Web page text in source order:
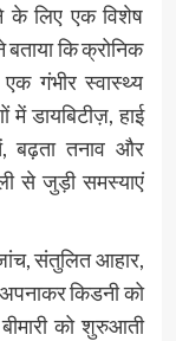
के लिए एक विशेष
कि क्रोनिक
गंभीर स्वास्थ्य
डायबिटीज़, हाई
बढ़ता तनाव और
से जुड़ी समस्याएं
जांच, संतुलित आहार,
किडनी को
को शुरुआती